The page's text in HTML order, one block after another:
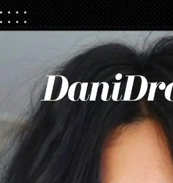
Apertura in corso